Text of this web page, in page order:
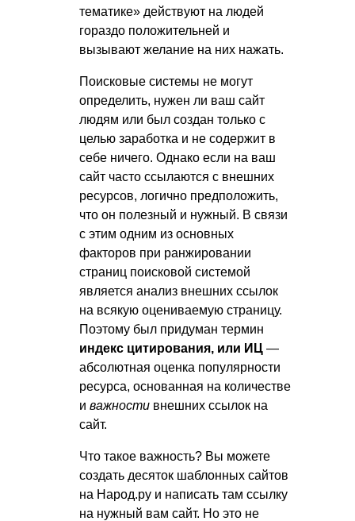
тематике» действуют на людей
гораздо положительней и
вызывают желание на них нажать.
Поисковые системы не могут
определить, нужен ли ваш сайт
людям или был создан только с
целью заработка и не содержит в
себе ничего. Однако если на ваш
сайт часто ссылаются с внешних
ресурсов, логично предположить,
что он полезный и нужный. В связи
с этим одним из основных
факторов при ранжировании
страниц поисковой системой
является анализ внешних ссылок
на всякую оцениваемую страницу.
Поэтому был придуман термин
индекс цитирования, или ИЦ —
абсолютная оценка популярности
ресурса, основанная на количестве
и важности внешних ссылок на
сайт.
Что такое важность? Вы можете
создать десяток шаблонных сайтов
на Народ.ру и написать там ссылку
на нужный вам сайт. Но это не